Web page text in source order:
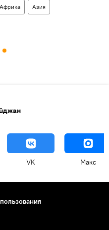
Африка Азия
VK Макс